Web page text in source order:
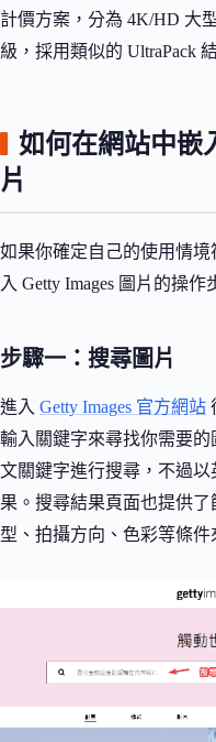
計價方案，分為 4K/HD 大
級，採用類似的 UltraPack
如何在網站中嵌
片
如果你確定自己的使用情
入 Getty Images 圖片的操作
步驟一：搜尋圖片
進入 Getty Images 官方網站
輸入關鍵字來尋找你需要
文關鍵字進行搜尋，不過
果。搜尋結果頁面也提供
型、拍攝方向、色彩等條件